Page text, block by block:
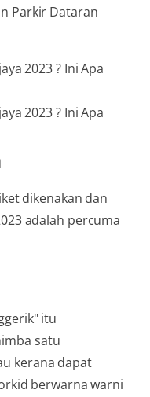
Parkir Dataran
dikenakan dan
adalah percuma
itu
satu
kerana dapat
berwarna warni